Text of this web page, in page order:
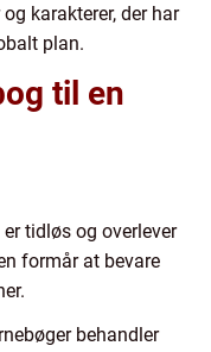
karakterer, der har
plan.
til en
tidløs og overlever
formår at bevare
behandler